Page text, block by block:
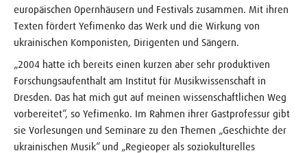
europäischen Opernhäusern und Festivals zusammen. Mit ihren
Texten fördert Yefimenko das Werk und die Wirkung von
ukrainischen Komponisten, Dirigenten und Sängern.
„2004 hatte ich bereits einen kurzen aber sehr produktiven
Forschungsaufenthalt am Institut für Musikwissenschaft in
Dresden. Das hat mich gut auf meinen wissenschaftlichen Weg
vorbereitet“, so Yefimenko. Im Rahmen ihrer Gastprofessur gibt
sie Vorlesungen und Seminare zu den Themen „Geschichte der
ukrainischen Musik“ und „Regieoper als soziokulturelles